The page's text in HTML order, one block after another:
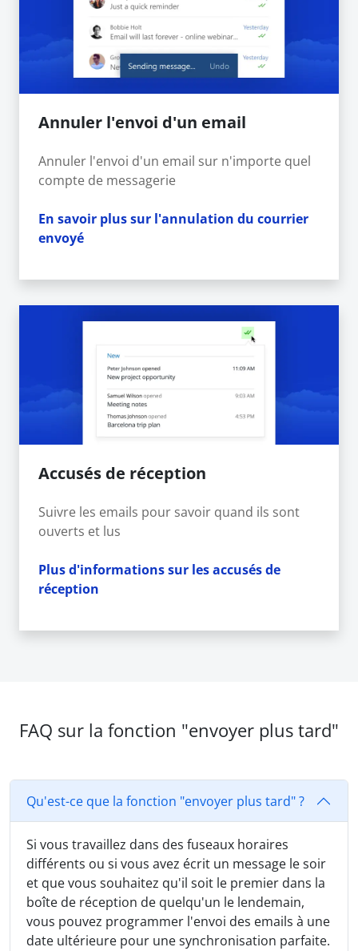
Annuler l'envoi d'un email
Annuler l'envoi d'un email sur n'importe quel
compte de messagerie
En savoir plus sur l'annulation du courrier
envoyé
Accusés de réception
Suivre les emails pour savoir quand ils sont
ouverts et lus
Plus d'informations sur les accusés de
réception
FAQ sur la fonction "envoyer plus tard"
Qu'est-ce que la fonction "envoyer plus tard" ?
Si vous travaillez dans des fuseaux horaires
différents ou si vous avez écrit un message le soir
et que vous souhaitez qu'il soit le premier dans la
boîte de réception de quelqu'un le lendemain,
vous pouvez programmer l'envoi des emails à une
date ultérieure pour une synchronisation parfaite.